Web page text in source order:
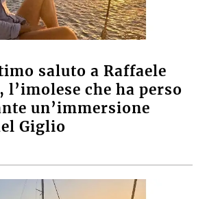
saluto a Raffaele
che ha perso
un’immersione
Giglio